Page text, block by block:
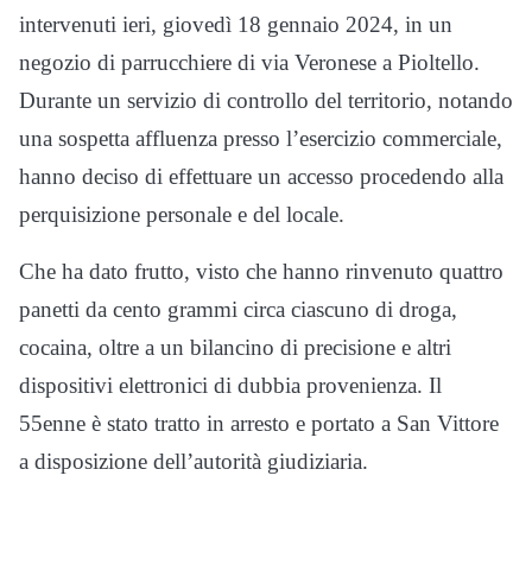
intervenuti ieri, giovedì 18 gennaio 2024, in un
negozio di parrucchiere di via Veronese a Pioltello.
Durante un servizio di controllo del territorio, notando
una sospetta affluenza presso l’esercizio commerciale,
hanno deciso di effettuare un accesso procedendo alla
perquisizione personale e del locale.
Che ha dato frutto, visto che hanno rinvenuto quattro
panetti da cento grammi circa ciascuno di droga,
cocaina, oltre a un bilancino di precisione e altri
dispositivi elettronici di dubbia provenienza. Il
55enne è stato tratto in arresto e portato a San Vittore
a disposizione dell’autorità giudiziaria.